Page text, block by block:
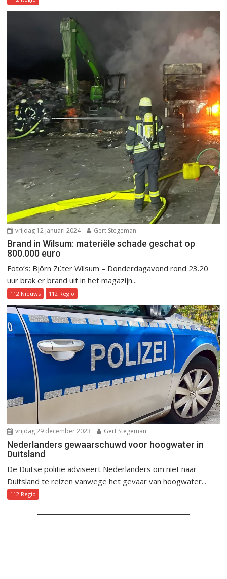
vrijdag 12 januari 2024 Gert Stegeman
Brand in Wilsum: materiële schade geschat op
800.000 euro
Foto’s: Björn Züter Wilsum – Donderdagavond rond 23.20
uur brak er brand uit in het magazijn...
112 Nieuws 112 Regio
vrijdag 29 december 2023 Gert Stegeman
Nederlanders gewaarschuwd voor hoogwater in
Duitsland
De Duitse politie adviseert Nederlanders om niet naar
Duitsland te reizen vanwege het gevaar van hoogwater...
112 Regio